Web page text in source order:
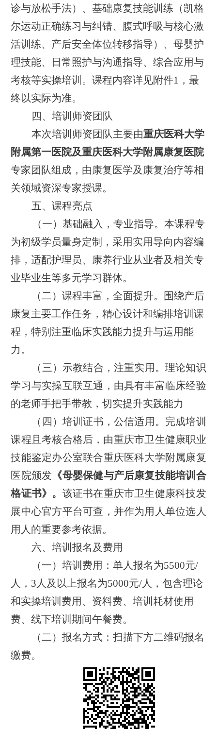
诊与放松手法）、基础康复技能训练（凯格
尔运动正确练习与纠错、腹式呼吸与核心激
活训练、产后安全体位转移指导）、母婴护
理技能、
日常照护与沟通指导、综合应用与
考核等实操培训。课程内容详见附件1 ，最
终以实际为准。
四、培训师资团队
本次培训师资团队主要由重庆医科大学
附属第一医院及重庆医科大学附属康复医院
专家团队组成 ，由康复医学及康复治疗等相
关领域资深专家授课。
五、课程亮点
（一） 基础融入，专业指导。本课程专
为初级学员量身定制，采用实用导向内容编
排，适配护理员、康养行业从业者及相关专
业毕业生等多元学习群体。
（二）课程丰富，全面提升。 围绕产后
康复主要工作任务，精心设计和编排培训课
程，特别注重临床实践能力提升与运用能
力。
（三）示教结合 ，注重实用。理论知识
学习与实操互联互通， 由具有丰富临床经验
的老师手把手带教，切实提升实践能力
（ 四 ）培训证书 ，公信适用。 完成培训
课程且考核合格后，由重庆市卫生健康职业
技能鉴定办公室联合重庆医科大学附属康复
医院颁发 《母婴保健与产后康复技能培训合
格证书》。 该证书在重庆市卫生健康科技发
展中心官方平台可查，并作为用人单位选人
用人的重要参考依据。
六、培训报名及费用
（一）培训费用：单人报名为5500元/
人 ， 3人及以上报名为5000元/人，包含理论
和实操培训费用、资料费、培训耗材使用
费、线下培训期间午餐费。
（二）报名方式：扫描下方二维码报名
缴费。